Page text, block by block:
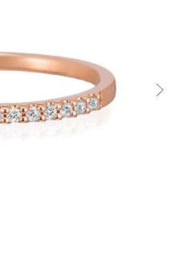
すべてのジュエリー